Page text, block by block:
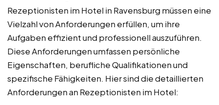
Rezeptionisten im Hotel in Ravensburg müssen eine
Vielzahl von Anforderungen erfüllen, um ihre
Aufgaben effizient und professionell auszuführen.
Diese Anforderungen umfassen persönliche
Eigenschaften, berufliche Qualifikationen und
spezifische Fähigkeiten. Hier sind die detaillierten
Anforderungen an Rezeptionisten im Hotel: